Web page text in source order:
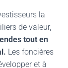
la
de valeur,
tout en
Les foncières
et à